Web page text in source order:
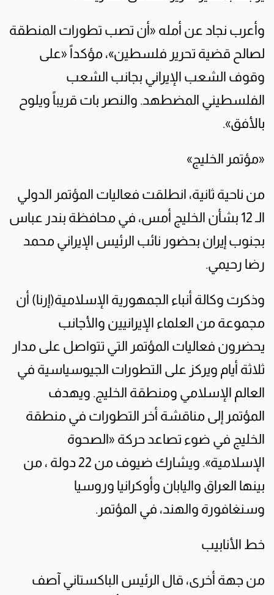
وأعرب نجاد عن أمله «أن تصب تطورات المنطقة
لصالح قضية تحرير فلسطين»، مؤكداً «على
وقوف الشعب الإيراني بجانب الشعب
الفلسطيني المضطهد. والنصر بات قريباً ويلوح
بالأفق».
«مؤتمر الخليج»
من ناحية ثانية، انطلقت فعاليات المؤتمر الدولي
الـ 12 بشأن الخليج أمس، في محافظة بندر عباس
بجنوب إيران بحضور نائب الرئيس الإيراني محمد
رضا رحيمي.
وذكرت وكالة أنباء الجمهورية الإسلامية(إرنا) أن
مجموعة من العلماء الإيرانيين والأجانب
يحضرون فعاليات المؤتمر التي تتواصل على مدار
ثلاثة أيام ويركز على التطورات الجيوسياسية في
العالم الإسلامي ومنطقة الخليج. ويهدف
المؤتمر إلى مناقشة أخر التطورات في منطقة
الخليج في ضوء تصاعد حركة «الصحوة
الإسلامية». ويشارك ضيوف من 22 دولة ، من
بينها العراق واليابان وأوكرانيا وروسيا
وسنغافورة والهند، في المؤتمر.
خط الأنابيب
من جهة أخرى، قال الرئيس الباكستاني آصف